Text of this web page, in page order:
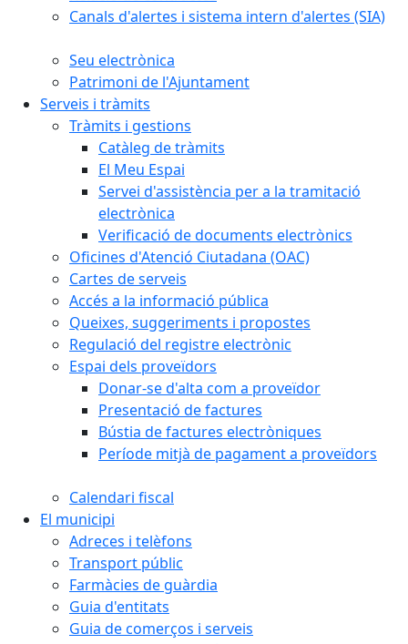
Canals d'alertes i sistema intern d'alertes (SIA)
Seu electrònica
Patrimoni de l'Ajuntament
Serveis i tràmits
Tràmits i gestions
Catàleg de tràmits
El Meu Espai
Servei d'assistència per a la tramitació
electrònica
Verificació de documents electrònics
Oficines d'Atenció Ciutadana (OAC)
Cartes de serveis
Accés a la informació pública
Queixes, suggeriments i propostes
Regulació del registre electrònic
Espai dels proveïdors
Donar-se d'alta com a proveïdor
Presentació de factures
Bústia de factures electròniques
Període mitjà de pagament a proveïdors
Calendari fiscal
El municipi
Adreces i telèfons
Transport públic
Farmàcies de guàrdia
Guia d'entitats
Guia de comerços i serveis